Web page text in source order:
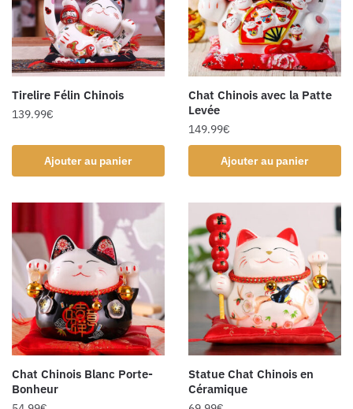
Tirelire Félin Chinois
139.99€
Ajouter au panier
Chat Chinois avec la Patte
Levée
149.99€
Ajouter au panier
Chat Chinois Blanc Porte-
Bonheur
Statue Chat Chinois en
Céramique